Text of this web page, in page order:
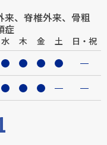
来、脊椎外来、骨粗
症
水 木 金 土
日・祝